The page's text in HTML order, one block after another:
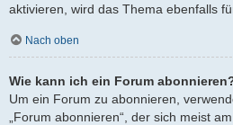
aktivieren, wird das Thema ebenfalls
Nach oben
Wie kann ich ein Forum
Um ein Forum zu abonnieren,
„Forum abonnieren“, der sich meist